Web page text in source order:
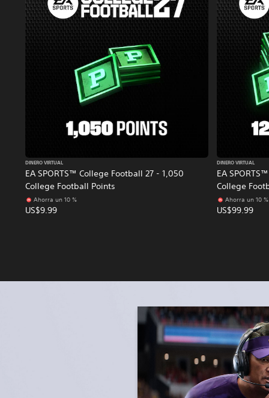
EA SPORTS™ College Football 27 - 1,050
College Football Points
DINERO VIRTUAL
Ahorra un 10 %
US$9.99
EA
College
DINERO VIRTUAL
Ahorra un 10 %
US$99.99